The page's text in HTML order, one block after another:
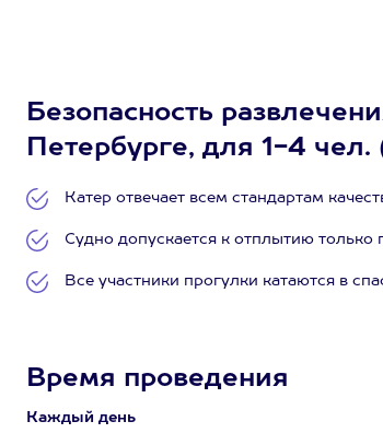
Безопасность
Петербурге, для 1-4
Катер отвечает всем стандартам
Судно допускается к отплытию
Все участники прогулки катаются в
Время проведения
Каждый день